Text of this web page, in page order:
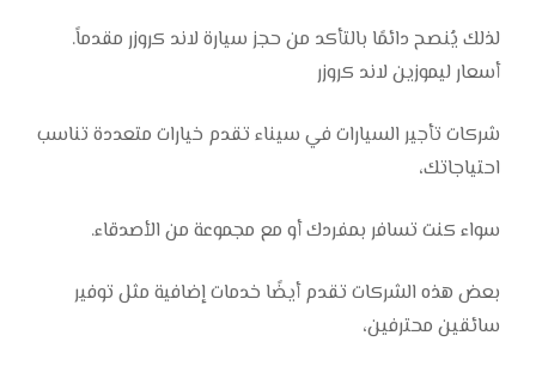
لذلك يُنصح دائمًا بالتأكد من حجز سيارة لاند كروزر مقدماً.
أسعار ليموزين لاند كروزر
شركات تأجير السيارات في سيناء تقدم خيارات متعددة تناسب
احتياجاتك،
سواء كنت تسافر بمفردك أو مع مجموعة من الأصدقاء.
بعض هذه الشركات تقدم أيضًا خدمات إضافية مثل توفير
سائقين محترفين،